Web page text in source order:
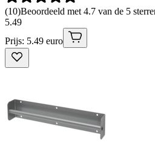
(10)Beoordeeld met 4.7 van de 5
5.49
Prijs: 5.49 euro